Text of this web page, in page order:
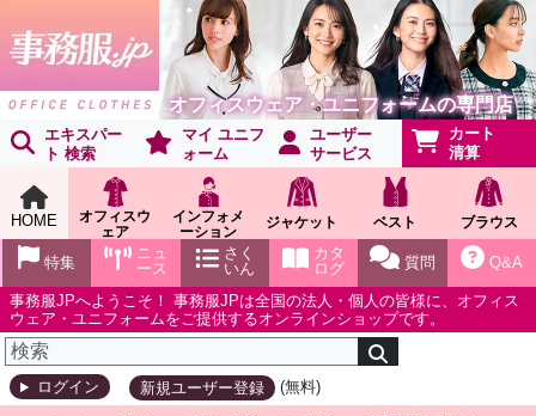
オフィスウェア・ユニフォームの専門店
エキスパー
ト 検索
マイ ユニフ
ォーム
ユーザー
サービス
カート
清算
HOME
オフィスウ
ェア
インフォメ
ーション
ショールー
ム
ジャケット ベスト ブラウス
Q&A
質問
カタ
ログ
さく
いん
ニュ
ース
特集
事務服JPへようこそ！ 事務服JPは全国の法人・個人の皆様に、オフィス
ウェア・ユニフォームをご提供するオンラインショップです。
ログイン 新規ユーザー登録 (無料)